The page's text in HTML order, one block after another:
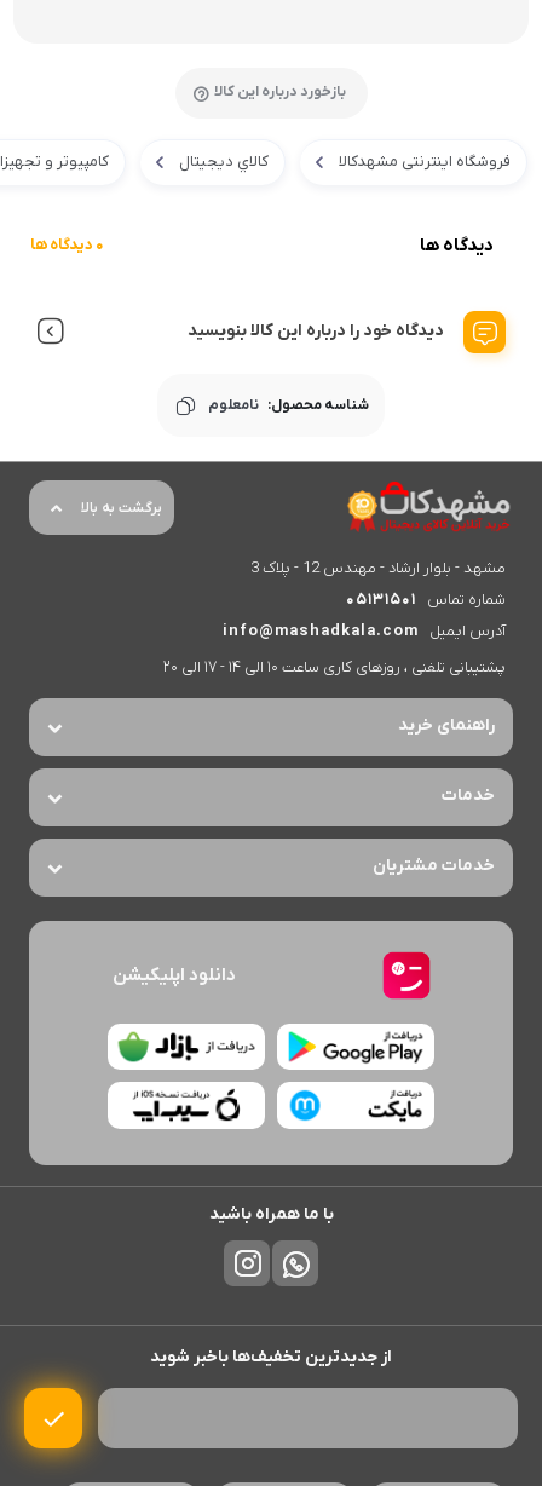
بازخورد درباره این کالا
فروشگاه اینترنتی مشهدکالا کالاي ديجيتال کامپیوتر و
دیدگاه ها 0 دیدگاه ها
دیدگاه خود را درباره این کالا بنویسید
شناسه محصول: نامعلوم
برگشت به بالا
مشهد - بلوار ارشاد - مهندس 12 - پلاک 3
شماره تماس
05131501
آدرس ایمیل
info@mashadkala.com
پشتیبانی تلفنی ، روزهای کاری ساعت 10 الی 14 - 17 الی 20
راهنمای خرید
خدمات
خدمات مشتریان
دانلود اپلیکیشن
با ما همراه باشید
از جدیدترین تخفیف‌ها باخبر شوید